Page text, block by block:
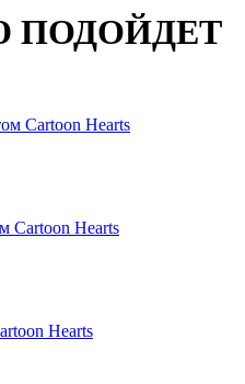
ПОДОЙДЕТ
Cartoon Hearts
Cartoon Hearts
Hearts